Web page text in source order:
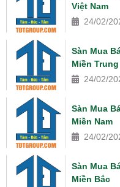
Việt Nam
24/02/
Sàn Mua
Miền Trung
24/02/
Sàn Mua
Miền Nam
24/02/
Sàn Mua
Miền Bắc